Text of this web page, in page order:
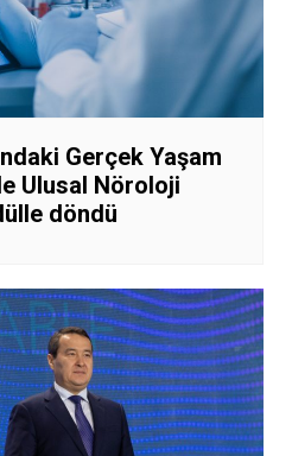
Gerçek Yaşam
Ulusal Nöroloji
döndü